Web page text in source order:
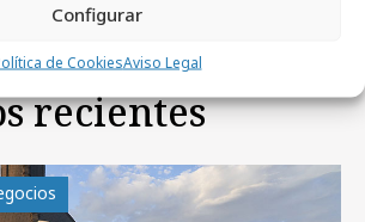
Configurar
de CookiesAviso Legal
recientes